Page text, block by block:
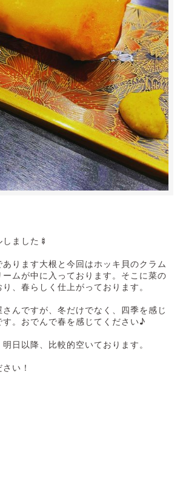
ました🍢
ります大根と今回はホッキ貝のクラム
ムが中に入っております。そこに菜の
、春らしく仕上がっております。
んですが、冬だけでなく、四季を感じ
。おでんで春を感じてください♪
日以降、比較的空いております。
い！